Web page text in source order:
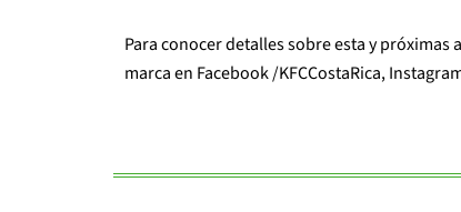
Para conocer detalles sobre esta y
marca en Facebook /KFCCostaRica,